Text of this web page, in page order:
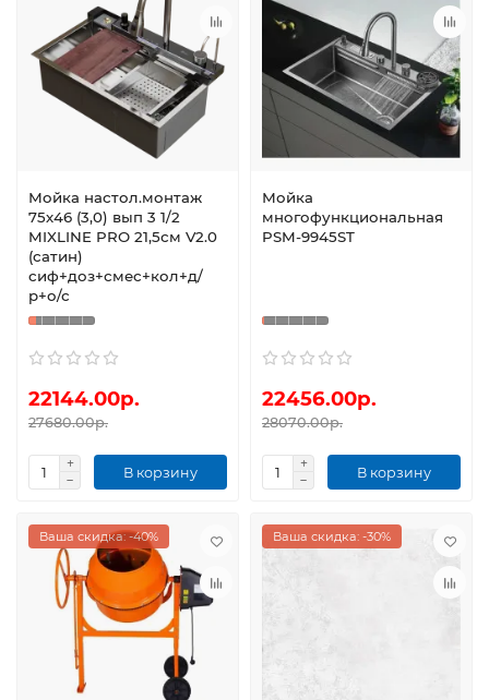
Мойка настол.монтаж
75х46 (3,0) вып 3 1/2
MIXLINE PRO 21,5см V2.0
(сатин)
сиф+доз+смес+кол+д/
р+о/с
22144.00р.
27680.00р.
В корзину
Мойка
многофункциональная
PSM-9945ST
22456.00р.
28070.00р.
В корзину
Ваша скидка: -40% Ваша скидка: -30%